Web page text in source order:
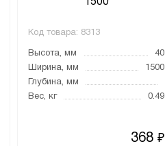
1500
Код товара: 8313
Высота, мм
40
Ширина, мм
1500
Глубина, мм
Вес, кг
0.49
368 ₽